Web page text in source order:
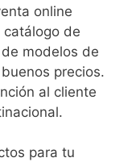
online
catálogo de
modelos de
precios.
al cliente
para tu